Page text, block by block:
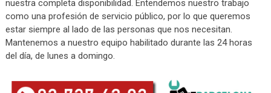
nuestra completa disponibilidad. Entendemos nuestro trabajo
como una profesión de servicio público, por lo que queremos
estar siempre al lado de las personas que nos necesitan.
Mantenemos a nuestro equipo habilitado durante las 24 horas
del día, de lunes a domingo.